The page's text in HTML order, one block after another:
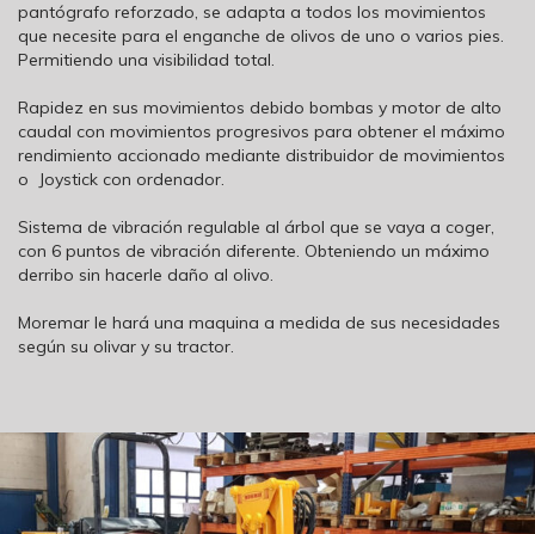
pantógrafo reforzado, se adapta a todos los movimientos
que necesite para el enganche de olivos de uno o varios pies.
Permitiendo una visibilidad total.
Rapidez en sus movimientos debido bombas y motor de alto
caudal con movimientos progresivos para obtener el máximo
rendimiento accionado mediante distribuidor de movimientos
o Joystick con ordenador.
Sistema de vibración regulable al árbol que se vaya a coger,
con 6 puntos de vibración diferente. Obteniendo un máximo
derribo sin hacerle daño al olivo.
Moremar le hará una maquina a medida de sus necesidades
según su olivar y su tractor.